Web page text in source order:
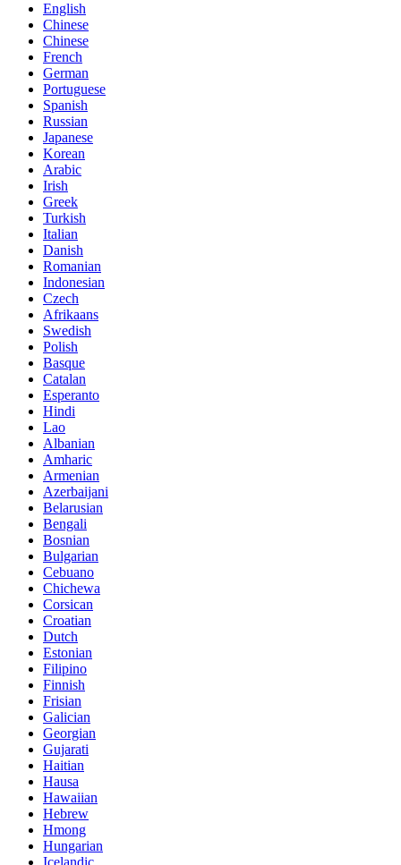
English
Chinese
Chinese
French
German
Portuguese
Spanish
Russian
Japanese
Korean
Arabic
Irish
Greek
Turkish
Italian
Danish
Romanian
Indonesian
Czech
Afrikaans
Swedish
Polish
Basque
Catalan
Esperanto
Hindi
Lao
Albanian
Amharic
Armenian
Azerbaijani
Belarusian
Bengali
Bosnian
Bulgarian
Cebuano
Chichewa
Corsican
Croatian
Dutch
Estonian
Filipino
Finnish
Frisian
Galician
Georgian
Gujarati
Haitian
Hausa
Hawaiian
Hebrew
Hmong
Hungarian